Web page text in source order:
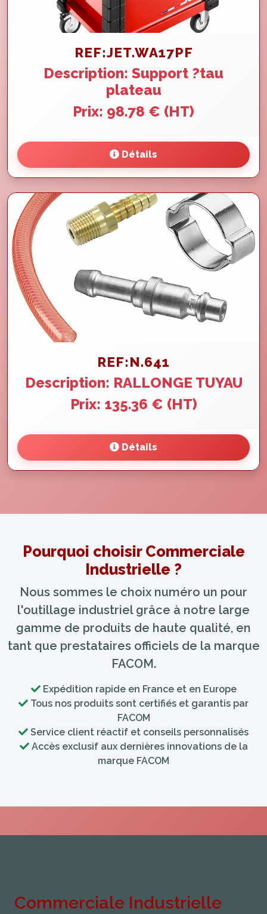
REF:JET.WA17PF
Description: Support ?tau
plateau
Prix: 98.78 € (HT)
Détails
REF:N.641
Description: RALLONGE TUYAU
Prix: 135.36 € (HT)
Détails
Pourquoi choisir Commerciale
Industrielle ?
Nous sommes le choix numéro un pour
l'outillage industriel grâce à notre large
gamme de produits de haute qualité, en
tant que prestataires officiels de la marque
FACOM.
Expédition rapide en France et en Europe
Tous nos produits sont certifiés et garantis par
FACOM
Service client réactif et conseils personnalisés
Accès exclusif aux dernières innovations de la
marque FACOM
Commerciale Industrielle